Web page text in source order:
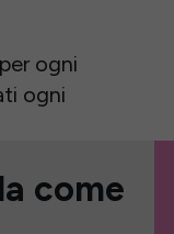
ogni
ogni
come